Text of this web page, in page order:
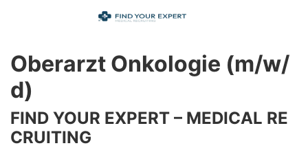
Oberarzt Onkologie (m/w/
d)
FIND YOUR EXPERT – MEDICAL RE
CRUITING